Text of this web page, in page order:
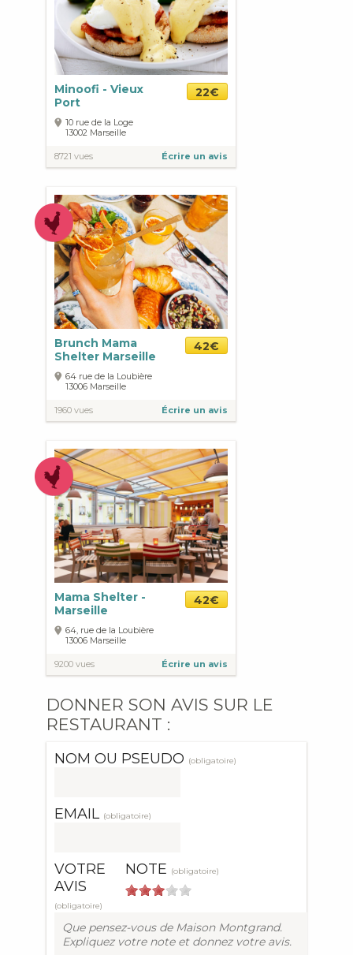
Minoofi - Vieux
Port
22€
10 rue de la Loge
13002 Marseille
8721 vues Écrire un avis
Brunch Mama
Shelter Marseille
42€
64 rue de la Loubière
13006 Marseille
1960 vues Écrire un avis
Mama Shelter -
Marseille
42€
64, rue de la Loubière
13006 Marseille
9200 vues Écrire un avis
DONNER SON AVIS SUR LE
RESTAURANT :
NOM OU PSEUDO (obligatoire)
EMAIL (obligatoire)
NOTE (obligatoire)
VOTRE
AVIS
(obligatoire)